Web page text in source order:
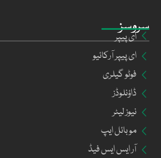
سروسز
ای پیپر
ای پیپر آرکائیو
فوٹو گیلری
ڈاؤنلوڈز
نیوز لیٹر
موبائل ایپ
آر ایس ایس فیڈ